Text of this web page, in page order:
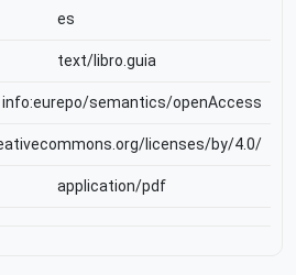
es
text/libro.guia
info:eurepo/semantics/openAccess
licenses/by/4.0/
application/pdf